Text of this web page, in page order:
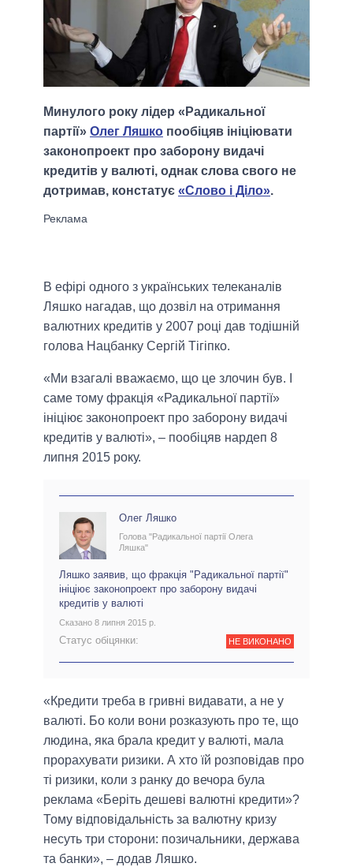
Минулого року лідер «Радикальної
партії» Олег Ляшко пообіцяв ініціювати
законопроект про заборону видачі
кредитів у валюті, однак слова свого не
дотримав, констатує «Слово і Діло».
В ефірі одного з українських телеканалів
Ляшко нагадав, що дозвіл на отримання
валютних кредитів у 2007 році дав тодішній
голова Нацбанку Сергій Тігіпко.
«Ми взагалі вважаємо, що це злочин був. І
саме тому фракція «Радикальної партії»
ініціює законопроект про заборону видачі
кредитів у валюті», – пообіцяв нардеп 8
липня 2015 року.
Олег Ляшко
Голова "Радикальної партії Олега
Ляшка"
Ляшко заявив, що фракція "Радикальної партії"
ініціює законопроект про заборону видачі
кредитів у валюті
Сказано 8 липня 2015 р.
Статус обіцянки: НЕ ВИКОНАНО
«Кредити треба в гривні видавати, а не у
валюті. Бо коли вони розказують про те, що
людина, яка брала кредит у валюті, мала
прорахувати ризики. А хто їй розповідав про
ті ризики, коли з ранку до вечора була
реклама «Беріть дешеві валютні кредити»?
Тому відповідальність за валютну кризу
несуть три сторони: позичальники, держава
та банки», – додав Ляшко.